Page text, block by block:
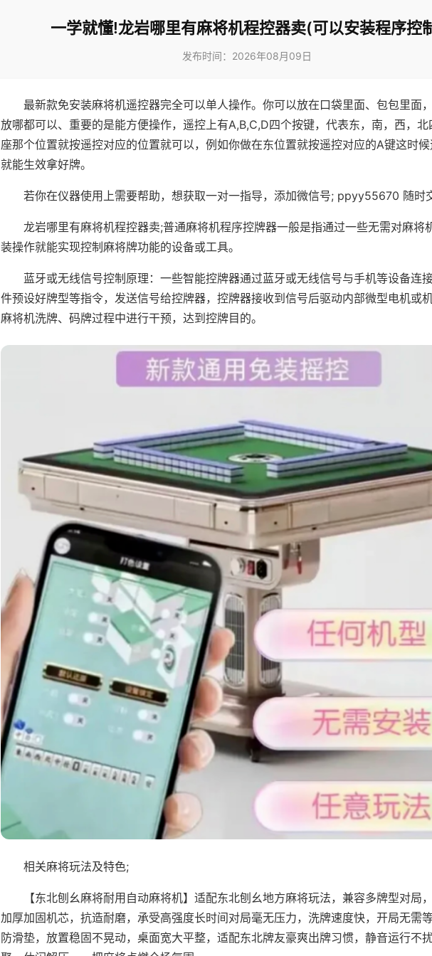
一学就懂!龙岩哪里有麻将机程控器卖(可以安装程序控
发布时间：2026年08月09日
最新款免安装麻将机遥控器完全可以单人操作。你可以放在口袋里面、包包里面
放哪都可以、重要的是能方便操作，遥控上有A,B,C,D四个按键，代表东，南，西，北
座那个位置就按遥控对应的位置就可以，例如你做在东位置就按遥控对应的A键这时
就能生效拿好牌。
若你在仪器使用上需要帮助，想获取一对一指导，添加微信号; ppyy55670 随时
龙岩哪里有麻将机程控器卖;普通麻将机程序控牌器一般是指通过一些无需对麻将
装操作就能实现控制麻将牌功能的设备或工具。
蓝牙或无线信号控制原理：一些智能控牌器通过蓝牙或无线信号与手机等设备连
件预设好牌型等指令，发送信号给控牌器，控牌器接收到信号后驱动内部微型电机或
麻将机洗牌、码牌过程中进行干预，达到控牌目的。
相关麻将玩法及特色;
【东北刨幺麻将耐用自动麻将机】适配东北刨幺地方麻将玩法，兼容多牌型对局
加厚加固机芯，抗造耐磨，承受高强度长时间对局毫无压力，洗牌速度快，开局无需
防滑垫，放置稳固不晃动，桌面宽大平整，适配东北牌友豪爽出牌习惯，静音运行不